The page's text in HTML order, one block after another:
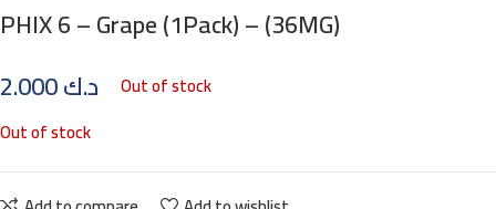
PHIX 6 – Grape (1Pack) – (36MG)
د.ك
Out of stock
Out of stock